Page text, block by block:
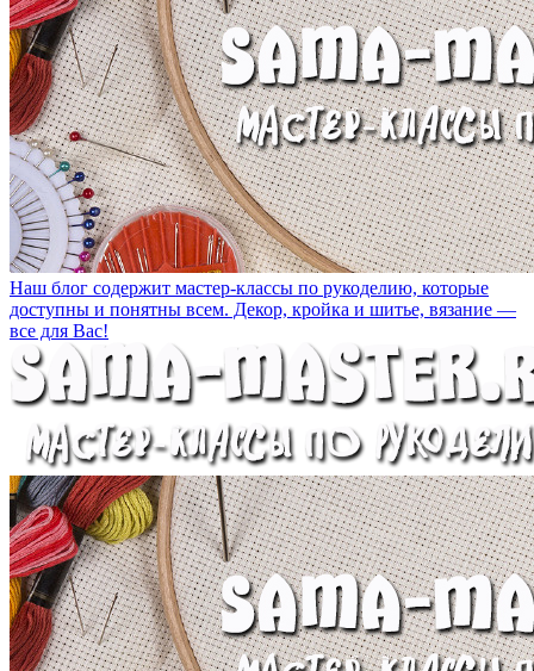
Наш блог содержит мастер-классы по рукоделию, которые
доступны и понятны всем. Декор, кройка и шитье, вязание —
все для Вас!